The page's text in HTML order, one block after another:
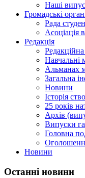
Наші
Громадські
Рада
Асоціація
Редакція
Навчальні
Альманах
Загальна
Новини
Історія
25 років
Архів
Випуски
Головна
Новини
Останні новини